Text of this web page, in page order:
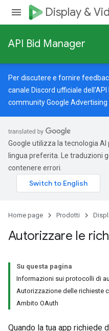
Display &
API Bid Manager
Per discutere e fornire
canale Discord ufficiale
community Google
Google utilizza la tecnologia
lingua preferita. Le traduzioni
contenere errori.
Home page Prodotti
Autorizzare le
Su questa pagina
Informazioni sui protocolli di
Autorizzazione delle richieste
Ambito OAuth
Quando la tua app richiede